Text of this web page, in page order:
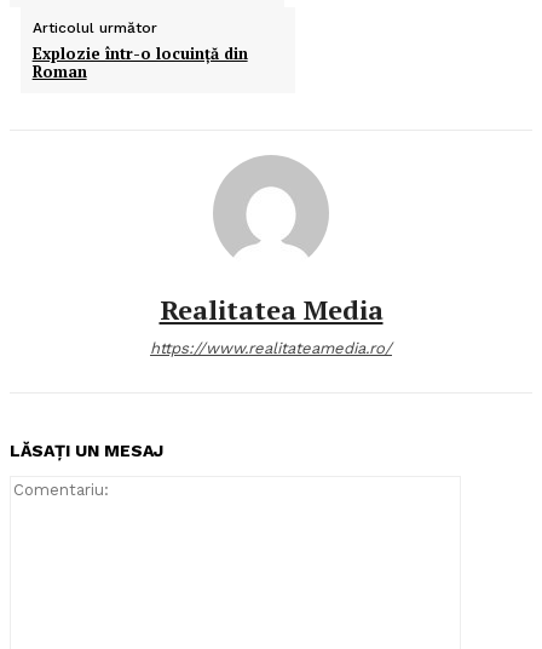
Articolul următor
Explozie într-o locuinţă din
Roman
Realitatea Media
https://www.realitateamedia.ro/
LĂSAȚI UN MESAJ